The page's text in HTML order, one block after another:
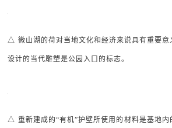
△ 微山湖的荷对当地文化和经济来说具有重要意
设计的当代雕塑是公园入口的标志。
△ 重新建成的“有机”护壁所使用的材料是基地内